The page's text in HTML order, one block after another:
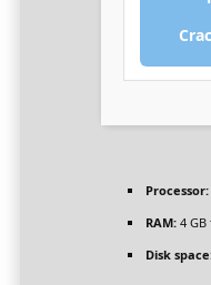
Processor:
RAM:4 GB
Disk